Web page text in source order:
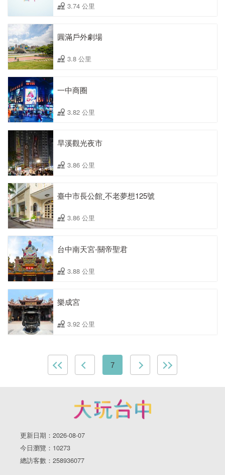
3.74 公里
圓滿戶外劇場
3.8 公里
一中商圈
3.82 公里
旱溪觀光夜市
3.86 公里
臺中市長公館ˍ不老夢想125號
3.86 公里
台中南天宮-關帝聖君
3.88 公里
樂成宮
3.92 公里
7
更新日期：2026-08-07
今日瀏覽：10273
總訪客數：258936077